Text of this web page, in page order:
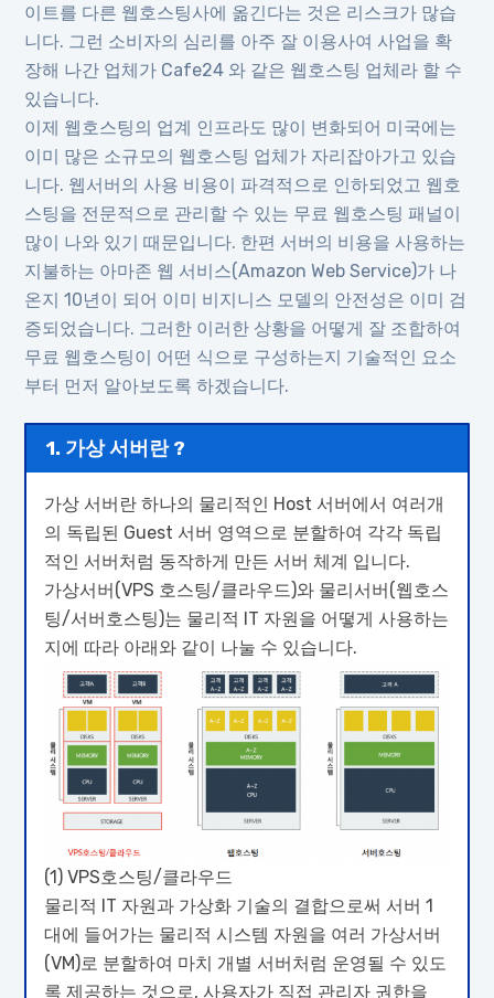
이트를 다른 웹호스팅사에 옮긴다는 것은 리스크가 많습
니다. 그런 소비자의 심리를 아주 잘 이용사여 사업을 확
장해 나간 업체가 Cafe24 와 같은 웹호스팅 업체라 할 수
있습니다.
이제 웹호스팅의 업계 인프라도 많이 변화되어 미국에는
이미 많은 소규모의 웹호스팅 업체가 자리잡아가고 있습
니다. 웹서버의 사용 비용이 파격적으로 인하되었고 웹호
스팅을 전문적으로 관리할 수 있는 무료 웹호스팅 패널이
많이 나와 있기 때문입니다. 한편 서버의 비용을 사용하는
지불하는 아마존 웹 서비스(Amazon Web Service)가 나
온지 10년이 되어 이미 비지니스 모델의 안전성은 이미 검
증되었습니다. 그러한 이러한 상황을 어떻게 잘 조합하여
무료 웹호스팅이 어떤 식으로 구성하는지 기술적인 요소
부터 먼저 알아보도록 하겠습니다.
1. 가상 서버란 ?
가상 서버란 하나의 물리적인 Host 서버에서 여러개
의 독립된 Guest 서버 영역으로 분할하여 각각 독립
적인 서버처럼 동작하게 만든 서버 체계 입니다.
가상서버(VPS 호스팅/클라우드)와 물리서버(웹호스
팅/서버호스팅)는 물리적 IT 자원을 어떻게 사용하는
지에 따라 아래와 같이 나눌 수 있습니다.
(1) VPS호스팅/클라우드
물리적 IT 자원과 가상화 기술의 결합으로써 서버 1
대에 들어가는 물리적 시스템 자원을 여러 가상서버
(VM)로 분할하여 마치 개별 서버처럼 운영될 수 있도
록 제공하는 것으로, 사용자가 직접 관리자 권한을